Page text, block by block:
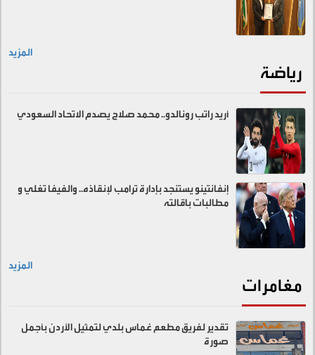
المزيد
رياضة
أريد راتب رونالدو.. محمد صلاح يصدم الاتحاد السعودي
إنفانتينو يستنجد بإدارة ترامب لإنقاذه.. والفيفا تغلي و
مطالبات باقالته
المزيد
مغامرات
تقدير لفريق مطعم غماس بلدي لتمثيل الأردن بأجمل
صورة